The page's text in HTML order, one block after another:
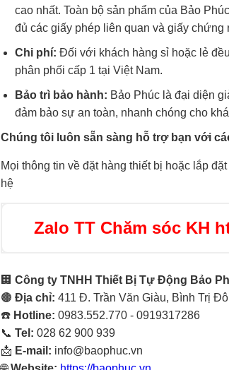
cao nhất. Toàn bộ sản phẩm của Bảo
đủ các giấy phép liên quan và giấy
Chi phí: Đối với khách hàng sỉ hoặc lẻ
phân phối cấp 1 tại Việt Nam.
Bảo trì bảo hành: Bảo Phúc là đại diện
đảm bảo sự an toàn, nhanh chóng cho
Chúng tôi luôn sẵn sàng hỗ trợ bạn với
Mọi thông tin về đặt hàng thiết bị hoặc lắp
hệ
Zalo TT Chăm sóc KH
🏢 Công ty TNHH Thiết Bị Tự Động Bảo
🟤 Địa chỉ: 411 Đ. Trần Văn Giàu, Bình Trị
☎️ Hotline: 0983.552.770 - 0919317286
📞 Tel: 028 62 900 939
📩 E-mail: info@baophuc.vn